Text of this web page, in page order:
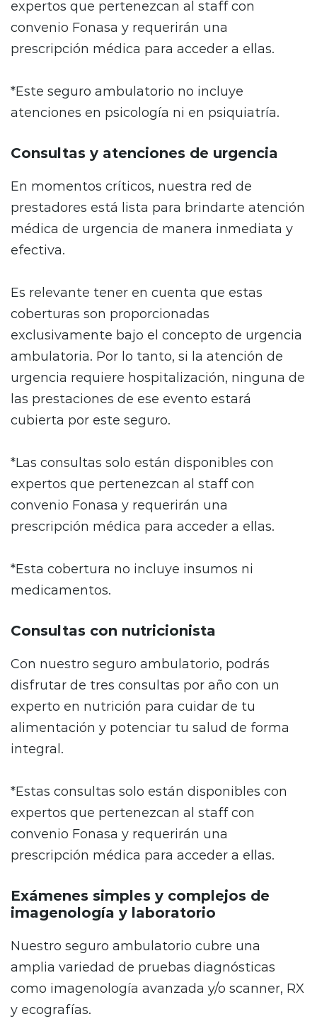
expertos que pertenezcan al staff con
convenio Fonasa y requerirán una
prescripción médica para acceder a ellas.
*Este seguro ambulatorio no incluye
atenciones en psicología ni en psiquiatría.
Consultas y atenciones de urgencia
En momentos críticos, nuestra red de
prestadores está lista para brindarte atención
médica de urgencia de manera inmediata y
efectiva.
Es relevante tener en cuenta que estas
coberturas son proporcionadas
exclusivamente bajo el concepto de urgencia
ambulatoria. Por lo tanto, si la atención de
urgencia requiere hospitalización, ninguna de
las prestaciones de ese evento estará
cubierta por este seguro.
*Las consultas solo están disponibles con
expertos que pertenezcan al staff con
convenio Fonasa y requerirán una
prescripción médica para acceder a ellas.
*Esta cobertura no incluye insumos ni
medicamentos.
Consultas con nutricionista
Con nuestro seguro ambulatorio, podrás
disfrutar de tres consultas por año con un
experto en nutrición para cuidar de tu
alimentación y potenciar tu salud de forma
integral.
*Estas consultas solo están disponibles con
expertos que pertenezcan al staff con
convenio Fonasa y requerirán una
prescripción médica para acceder a ellas.
Exámenes simples y complejos de
imagenología y laboratorio
Nuestro seguro ambulatorio cubre una
amplia variedad de pruebas diagnósticas
como imagenología avanzada y/o scanner, RX
y ecografías.